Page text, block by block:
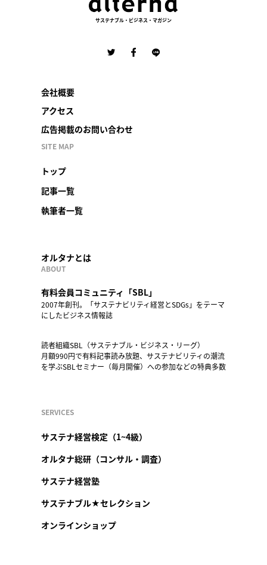
サステナブル・ビジネス・マガジン
会社概要
アクセス
広告掲載のお問い合わせ
SITE MAP
トップ
記事一覧
執筆者一覧
オルタナとは
ABOUT
有料会員コミュニティ「SBL」
2007年創刊。「サステナビリティ経営とSDGs」をテーマ
にしたビジネス情報誌
読者組織SBL（サステナブル・ビジネス・リーグ）
月額990円で有料記事読み放題、サステナビリティの潮流
を学ぶSBLセミナー（毎月開催）への参加などの特典多数
SERVICES
サステナ経営検定（1~4級）
オルタナ総研（コンサル・調査）
サステナ経営塾
サステナブル★セレクション
オンラインショップ